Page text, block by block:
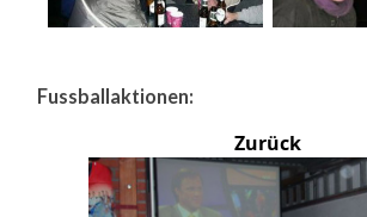
Fussballaktionen:
Zurück